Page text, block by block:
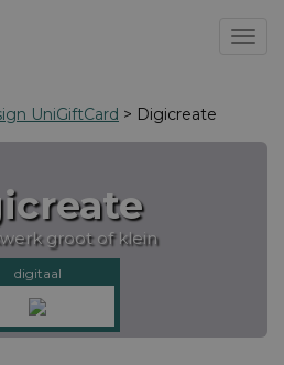
UniGiftCard > Digicreate
groot of klein
digitaal